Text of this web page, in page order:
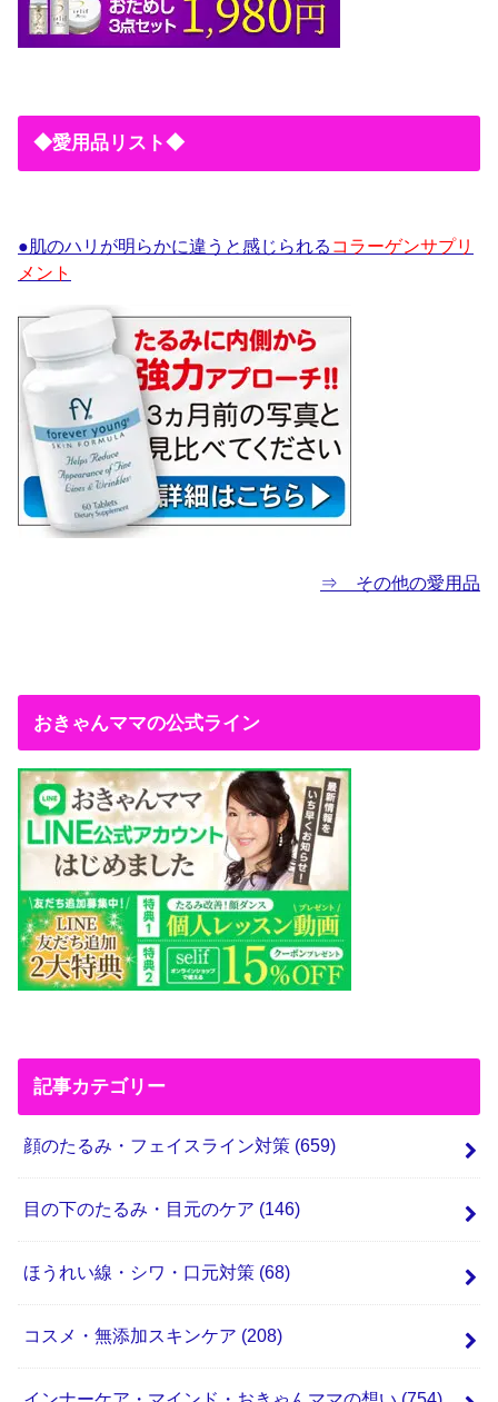
◆愛用品リスト◆
●肌のハリが明らかに違うと感じられる コラーゲンサプリ
メント
⇒ その他の愛用品
おきゃんママの公式ライン
記事カテゴリー
顔のたるみ・フェイスライン対策 (659)
目の下のたるみ・目元のケア (146)
ほうれい線・シワ・口元対策 (68)
コスメ・無添加スキンケア (208)